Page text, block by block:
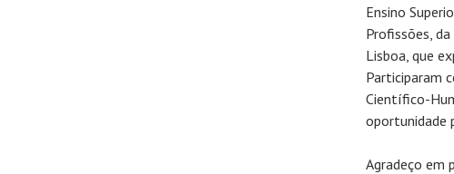
Ensino
Profissões,
Lisboa, que
Participaram
Científico-
oportunidade
Agradeço em